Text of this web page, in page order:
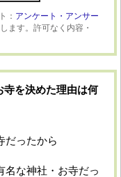
： アンケート・アンサー
ます。許可なく内容・
寺を決めた理由は何
だったから
名な神社・お寺だっ